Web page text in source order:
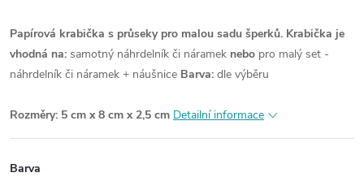
Papírová krabička s průseky pro malou sadu šperků. Krabička je
vhodná na: samotný náhrdelník či náramek nebo pro malý set -
náhrdelník či náramek + náušnice Barva: dle výběru
Rozměry: 5 cm x 8 cm x 2,5 cm Detailní informace
Barva